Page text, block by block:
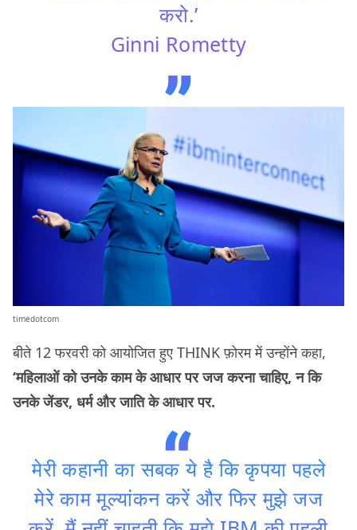
करो.’
Ginni Rometty
timedotcom
बीते 12 फरवरी को आयोजित हुए THINK फ़ोरम में उन्होंने कहा,
‘महिलाओं को उनके काम के आधार पर जज करना चाहिए, न कि
उनके जेंडर, धर्म और जाति के आधार पर.
मेरी कहानी का सबक ये है कि कृपया पहले
मेरे काम मूल्यांकन करें और फिर मुझे जज